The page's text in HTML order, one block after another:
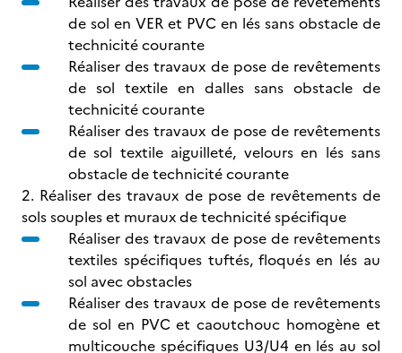
de sol en VER et PVC en lés sans obstacle de
technicité courante
Réaliser des travaux de pose de revêtements
de sol textile en dalles sans obstacle de
technicité courante
Réaliser des travaux de pose de revêtements
de sol textile aiguilleté, velours en lés sans
obstacle de technicité courante
2. Réaliser des travaux de pose de revêtements de
sols souples et muraux de technicité spécifique
Réaliser des travaux de pose de revêtements
textiles spécifiques tuftés, floqués en lés au
sol avec obstacles
Réaliser des travaux de pose de revêtements
de sol en PVC et caoutchouc homogène et
multicouche spécifiques U3/U4 en lés au sol